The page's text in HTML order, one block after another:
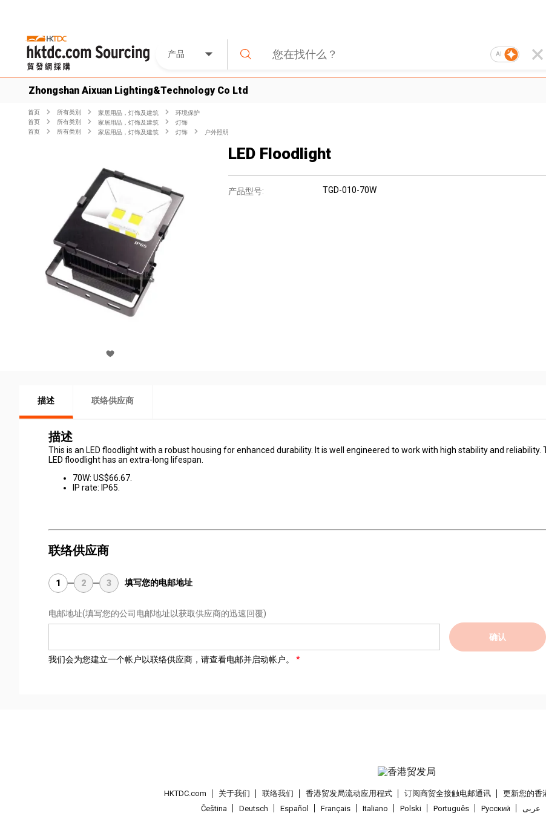
产品 AI
Zhongshan Aixuan Lighting&Technology Co Ltd
首页 所有类別 家居用品，灯饰及建筑
环境保护
首页
所有类別 家居用品，灯饰及建筑
灯饰
首页
所有类別 家居用品，灯饰及建筑 灯饰 户外照明
LED Floodlight
产品型号: TGD-010-70W
描述 联络供应商
描述
This is an LED floodlight with a robust housing for enhanced durability. It is well engineered to work with high stability and reliability.
LED floodlight has an extra-long lifespan.
70W: US$66.67.
IP rate: IP65.
联络供应商
1 2 3 填写您的电邮地址
电邮地址(填写您的公司电邮地址以获取供应商的迅速回覆)
确认
我们会为您建立一个帐户以联络供应商，请查看电邮并启动帐户。
HKTDC.com 关于我们 联络我们 香港贸发局流动应用程式 订阅商贸全接触电邮通讯 更新您的香
Čeština
Deutsch Español Français Italiano Polski Português Pусский عربى